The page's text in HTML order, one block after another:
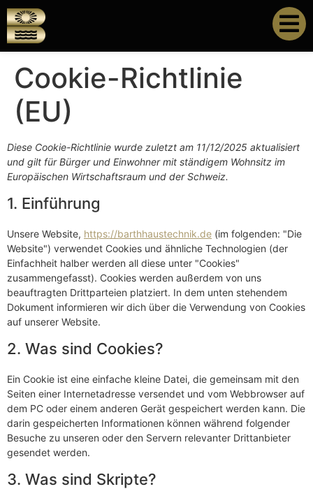
Cookie-Richtlinie
(EU)
Diese Cookie-Richtlinie wurde zuletzt am 11/12/2025 aktualisiert
und gilt für Bürger und Einwohner mit ständigem Wohnsitz im
Europäischen Wirtschaftsraum und der Schweiz.
1. Einführung
Unsere Website, https://barthhaustechnik.de (im folgenden: "Die
Website") verwendet Cookies und ähnliche Technologien (der
Einfachheit halber werden all diese unter "Cookies"
zusammengefasst). Cookies werden außerdem von uns
beauftragten Drittparteien platziert. In dem unten stehendem
Dokument informieren wir dich über die Verwendung von Cookies
auf unserer Website.
2. Was sind Cookies?
Ein Cookie ist eine einfache kleine Datei, die gemeinsam mit den
Seiten einer Internetadresse versendet und vom Webbrowser auf
dem PC oder einem anderen Gerät gespeichert werden kann. Die
darin gespeicherten Informationen können während folgender
Besuche zu unseren oder den Servern relevanter Drittanbieter
gesendet werden.
3. Was sind Skripte?